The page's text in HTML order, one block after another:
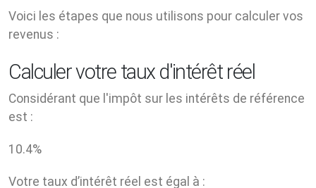
Voici les étapes que nous utilisons pour calculer vos
revenus :
Calculer votre taux d'intérêt réel
Considérant que l'impôt sur les intérêts de référence
est :
10.4%
Votre taux d’intérêt réel est égal à :